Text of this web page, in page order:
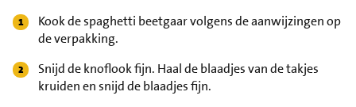
Kook de spaghetti beetgaar volgens de aanwijzingen op
de verpakking.
Snijd de knoflook fijn. Haal de blaadjes van de takjes
kruiden en snijd de blaadjes fijn.